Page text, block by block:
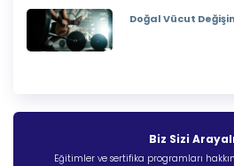
Doğal Vücut
Biz Sizi
Eğitimler ve sertifika programları